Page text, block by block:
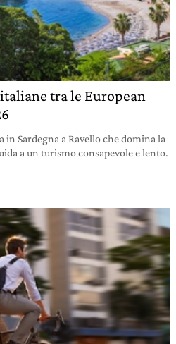
tra le European
in Sardegna a Ravello che domina la
a un turismo consapevole e lento.